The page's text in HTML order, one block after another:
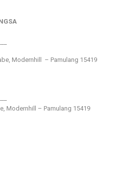
Modernhill – Pamulang 15419
Modernhill – Pamulang 15419